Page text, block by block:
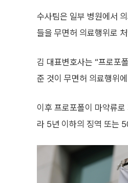
수사팀은 일부 병원에서
들을 무면허 의료행위로
김 대표변호사는 “프로포
준 것이 무면허 의료행위
이후 프로포폴이 마약류
라 5년 이하의 징역 또는